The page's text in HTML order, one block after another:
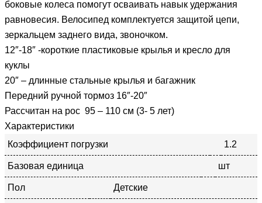
боковые колеса помогут осваивать навык удержания
равновесия. Велосипед комплектуется защитой цепи,
зеркальцем заднего вида, звоночком.
12″-18″ -короткие пластиковые крылья и кресло для
куклы
20″ – длинные стальные крылья и багажник
Передний ручной тормоз 16″-20″
Рассчитан на рос 95 – 110 см (3- 5 лет)
Характеристики
Коэффициент погрузки
1.2
Базовая единица шт
Пол Детские